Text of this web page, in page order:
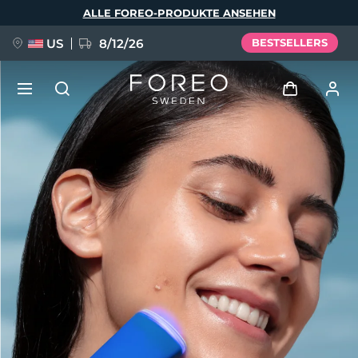
ALLE FOREO-PRODUKTE ANSEHEN
US 8/12/26 BESTSELLERS
Anmelden
Benutzerkonto
Meine Geräte
Meine Bestellungen
Meine Adressen
Meine Abonnements
NEU
FAQ™ Pure Beauty-Tech Elixir
BREAKING NEWS
issa™ Teeth Whitening Set
Sprache
English Deutsch
Español
Français
Português
Polski
Русский
Türkçe
简体中文 繁體中文